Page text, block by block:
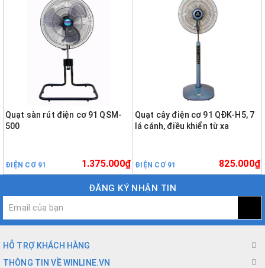
Quạt sàn rút điện cơ 91 QSM-
500
ĐIỆN CƠ 91 1.375.000₫
Quạt cây điện cơ 91 QĐK-H5, 7
lá cánh, điều khiển từ xa
ĐIỆN CƠ 91 825.000₫
ĐĂNG KÝ NHẬN TIN
HỖ TRỢ KHÁCH HÀNG
THÔNG TIN VỀ WINLINE.VN